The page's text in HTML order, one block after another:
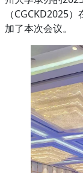
（CGCKD2025）
加了本次会议。